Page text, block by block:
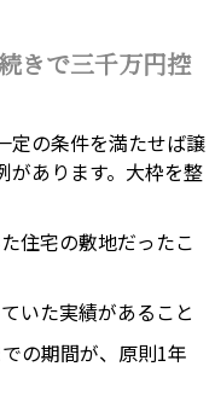
きで三千万円控
定の条件を満たせば譲
があります。大枠を整
住宅の敷地だったこ
いた実績があること
の期間が、原則1年